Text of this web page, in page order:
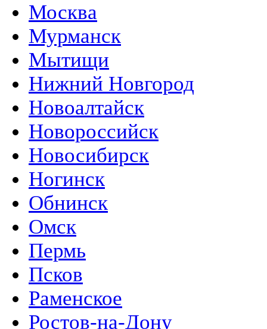
Москва
Мурманск
Мытищи
Нижний Новгород
Новоалтайск
Новороссийск
Новосибирск
Ногинск
Обнинск
Омск
Пермь
Псков
Раменское
Ростов-на-Дону